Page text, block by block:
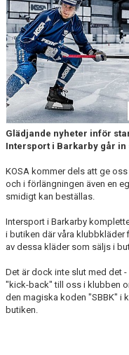
BILDGALLERI
VÅRA LAG/TRÄNARE
DOKUMENT
MATCHER
KÖP & SÄLJ
Glädjande nyheter inför
Intersport i Barkarby går in
KOSA kommer dels att ge
och i förlängningen även en
smidigt kan beställas.
Intersport i Barkarby
i butiken där våra klubbkläder
av dessa kläder som säljs i
Det är dock inte slut med det
"kick-back" till oss i klubben
den magiska koden "SBBK" i
butiken.